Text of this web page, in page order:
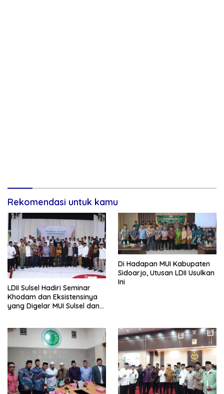
Rekomendasi untuk kamu
LDII Sulsel Hadiri Seminar
Khodam dan Eksistensinya
yang Digelar MUI Sulsel dan
Di Hadapan MUI Kabupaten
Sidoarjo, Utusan LDII Usulkan
Ini